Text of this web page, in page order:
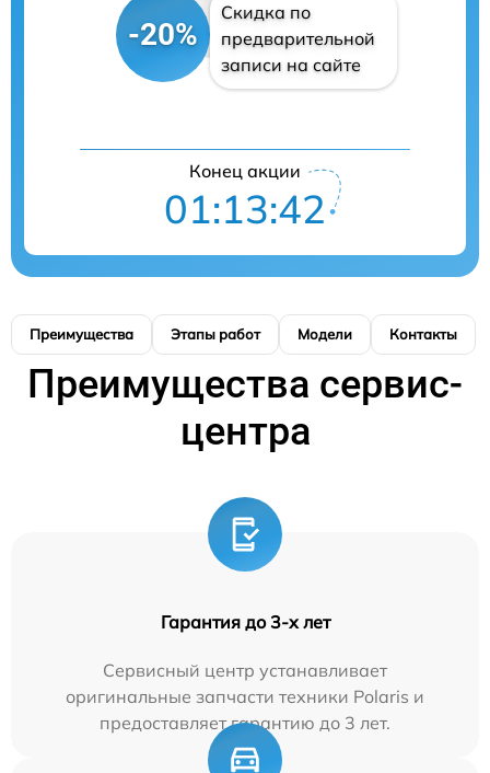
-20%
Скидка по
предварительной
записи на сайте
Конец акции
01:13:41
Преимущества Этапы работ Модели Контакты
Преимущества сервис-
центра
Гарантия до 3-х лет
Сервисный центр устанавливает
оригинальные запчасти техники Polaris и
предоставляет гарантию до 3 лет.